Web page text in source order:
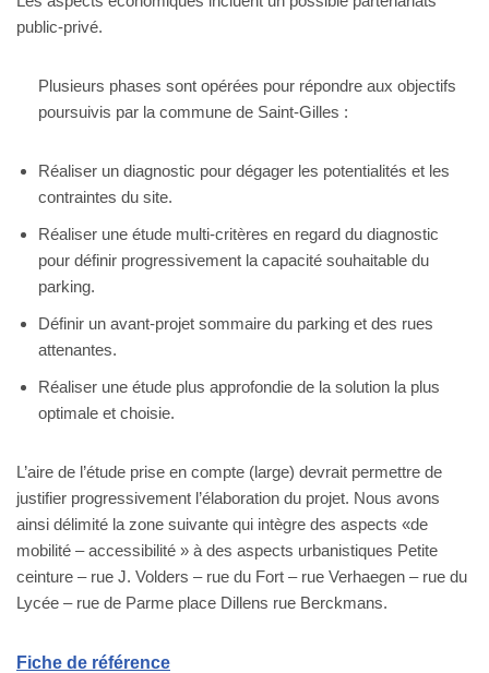
public-privé.
Plusieurs phases sont opérées pour répondre aux objectifs
poursuivis par la commune de Saint-Gilles :
Réaliser un diagnostic pour dégager les potentialités et les
contraintes du site.
Réaliser une étude multi-critères en regard du diagnostic
pour définir progressivement la capacité souhaitable du
parking.
Définir un avant-projet sommaire du parking et des rues
attenantes.
Réaliser une étude plus approfondie de la solution la plus
optimale et choisie.
L’aire de l’étude prise en compte (large) devrait permettre de
justifier progressivement l’élaboration du projet. Nous avons
ainsi délimité la zone suivante qui intègre des aspects «de
mobilité – accessibilité » à des aspects urbanistiques Petite
ceinture – rue J. Volders – rue du Fort – rue Verhaegen – rue du
Lycée – rue de Parme place Dillens rue Berckmans.
Fiche de référence